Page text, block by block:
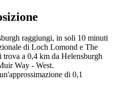
raggiungi, in soli 10 minuti
di Loch Lomond e The
trova a 0,4 km da Helensburgh
Way - West.
di 0,1